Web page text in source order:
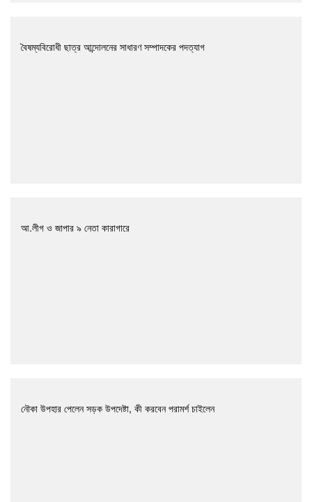
বৈষম্যবিরোধী ছাত্র আন্দোলনের সাধারণ সম্পাদকের পদত্যাগ
আ.লীগ ও জাপার ৯ নেতা কারাগারে
নৌকা উপহার পেলেন সড়ক উপদেষ্টা, কী করবেন পরামর্শ চাইলেন